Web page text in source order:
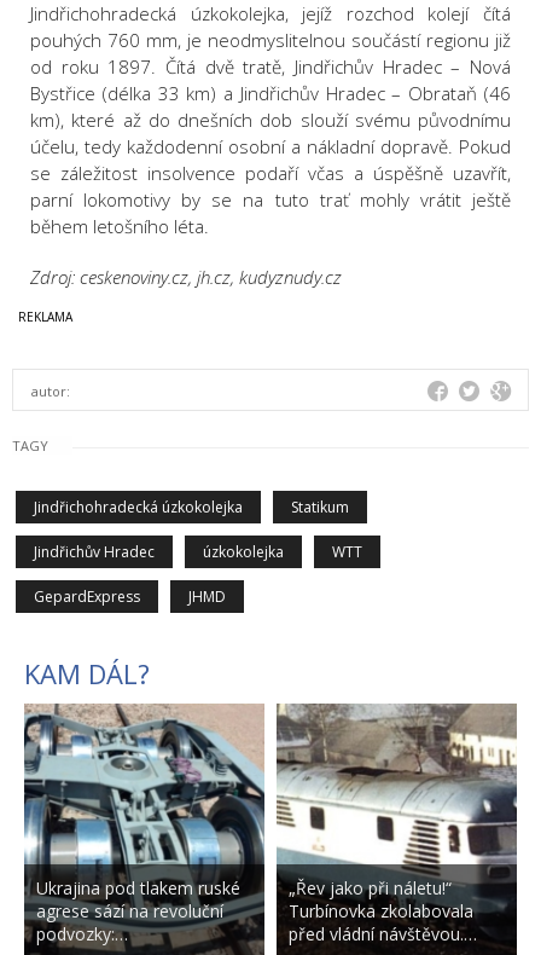
Jindřichohradecká úzkokolejka, jejíž rozchod kolejí čítá
pouhých 760 mm, je neodmyslitelnou součástí regionu již
od roku 1897. Čítá dvě tratě, Jindřichův Hradec – Nová
Bystřice (délka 33 km) a Jindřichův Hradec – Obrataň (46
km), které až do dnešních dob slouží svému původnímu
účelu, tedy každodenní osobní a nákladní dopravě. Pokud
se záležitost insolvence podaří včas a úspěšně uzavřít,
parní lokomotivy by se na tuto trať mohly vrátit ještě
během letošního léta.
Zdroj: ceskenoviny.cz, jh.cz, kudyznudy.cz
autor:
TAGY
Jindřichohradecká úzkokolejka Statikum
Jindřichův Hradec úzkokolejka WTT
GepardExpress JHMD
KAM DÁL?
Ukrajina pod tlakem ruské
agrese sází na revoluční
podvozky:…
„Řev jako při náletu!“
Turbínovka zkolabovala
před vládní návštěvou.…